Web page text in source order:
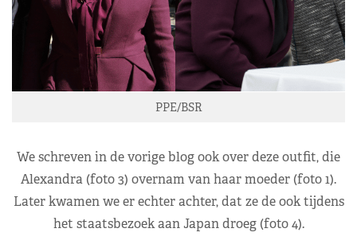
PPE/BSR
We schreven in de vorige blog ook over deze outfit, die
Alexandra (foto 3) overnam van haar moeder (foto 1).
Later kwamen we er echter achter, dat ze de ook tijdens
het staatsbezoek aan Japan droeg (foto 4).